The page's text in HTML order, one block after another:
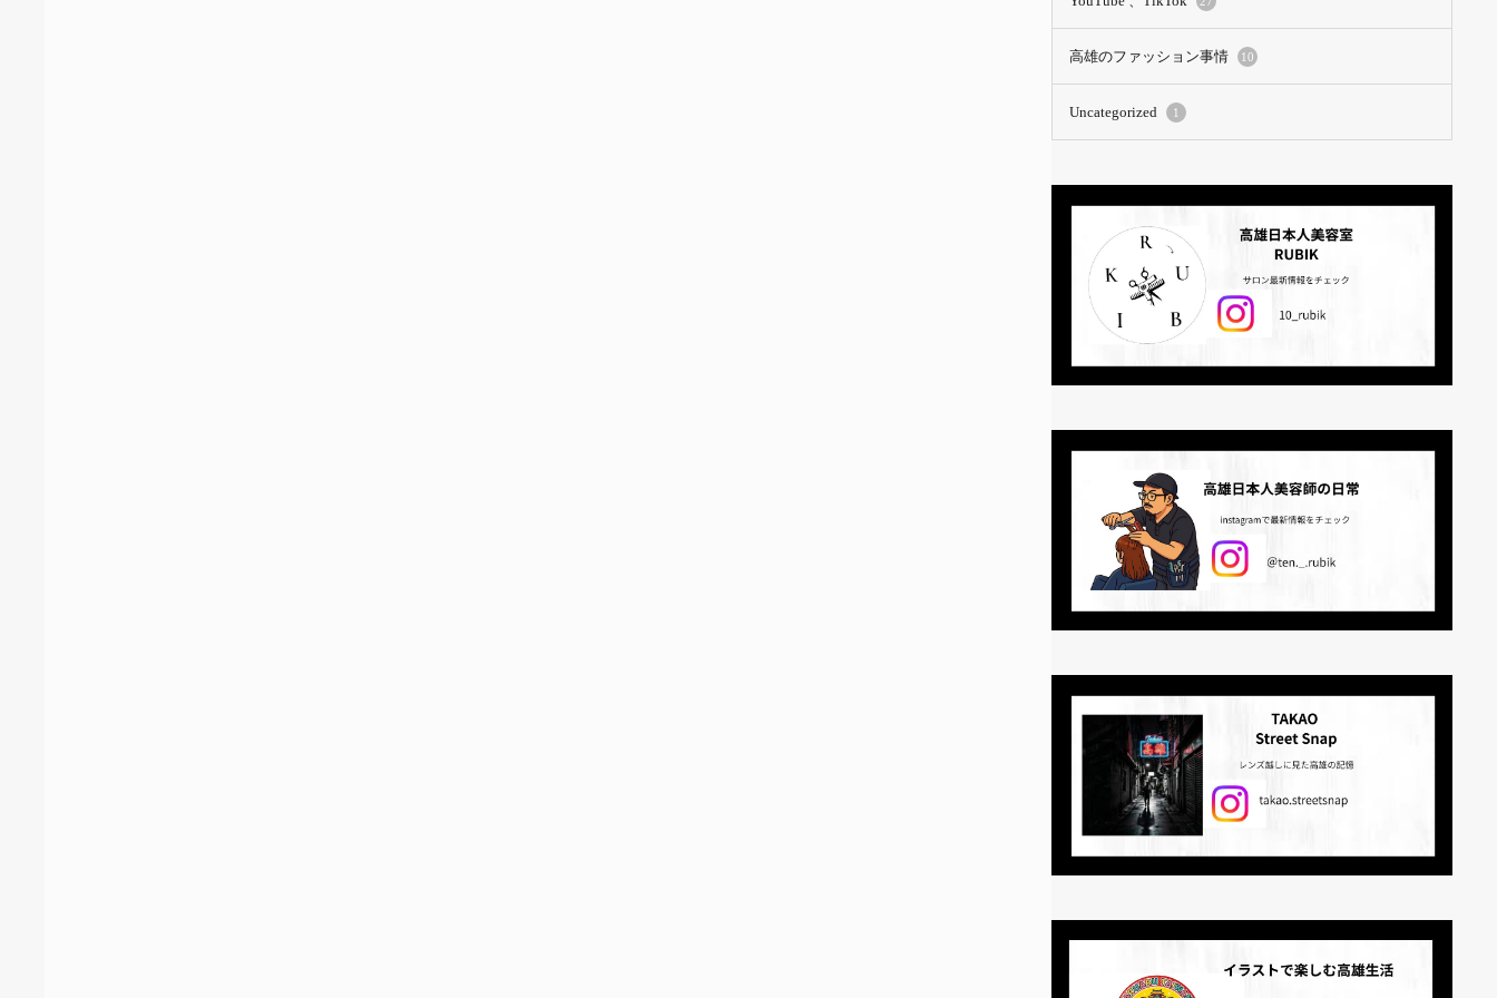
高雄のファッション事情 10
Uncategorized 1